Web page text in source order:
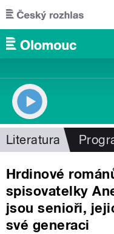
Přejít k hlavnímu obsahu
Literatura
Hrdinové
spisovatelky
jsou senioři,
své generaci